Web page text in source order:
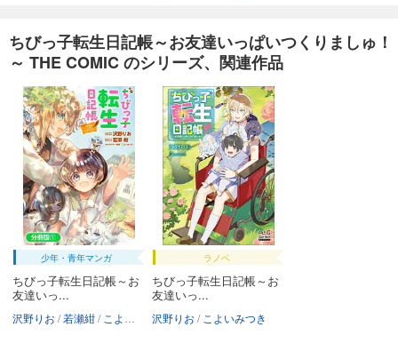
ちびっ子転生日記帳～お友達いっぱいつくりましゅ！
～ THE COMIC のシリーズ、関連作品
少年・青年マンガ
ちびっ子転生日記帳～お
友達いっ...
沢野りお 若瀬紺 こよいみつき
ラノベ
ちびっ子転生日記帳～お
友達いっ...
沢野りお こよいみつき